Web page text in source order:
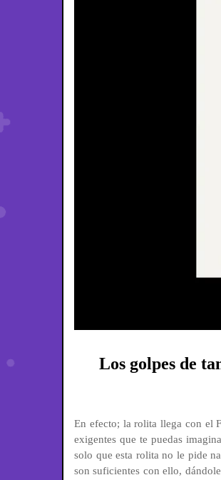
Los golpes de
En efecto; la rolita llega con el
exigentes que te puedas
solo que esta rolita no le pide
son suficientes con ello,